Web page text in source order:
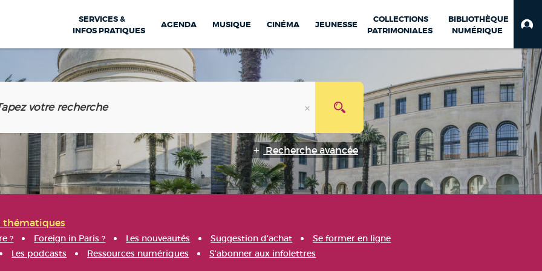
SERVICES &
INFOS PRATIQUES
AGENDA MUSIQUE CINÉMA JEUNESSE
COLLECTIONS
PATRIMONIALES
BIBLIOTHÈQUE
NUMÉRIQUE
Recherche avancée
thématiques
? Foreign in Paris ? Les nouveautés Suggestion d'achat
Se former en ligne
Les podcasts Ressources numériques S'abonner aux infolettres